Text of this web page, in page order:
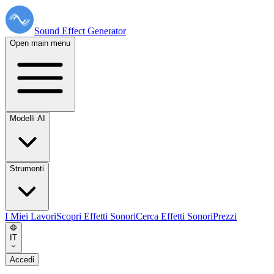
Sound Effect Generator
Open main menu
Modelli AI
Strumenti
I Miei LavoriScopri Effetti SonoriCerca Effetti SonoriPrezzi
IT
Accedi